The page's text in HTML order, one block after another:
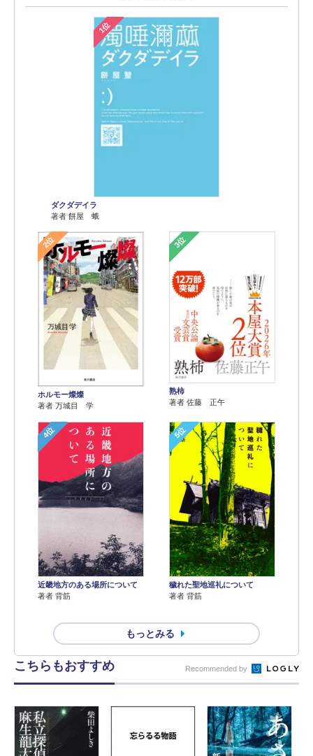
1位
ダクダデイラ
著者 餅屋 蛾
2位
ホルモー燦燦
著者 万城目 学
3位
熟柿
著者 佐藤 正午
4位
近畿地方のある場所について
著者 背筋
5位
穢れた聖地巡礼について
著者 背筋
もっとみる
こちらもおすすめ Recommended by